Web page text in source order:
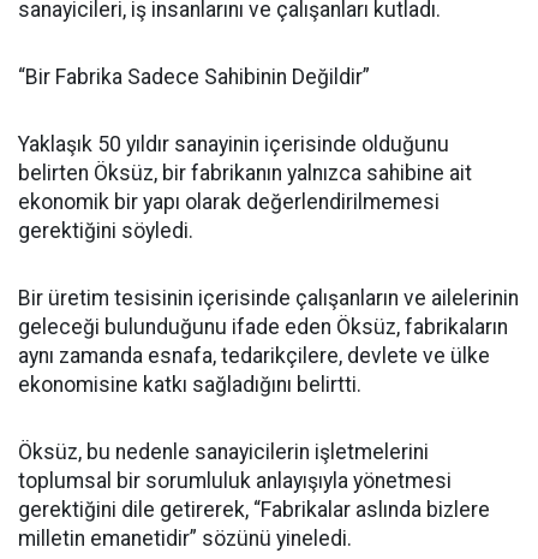
sanayicileri, iş insanlarını ve çalışanları kutladı.
“Bir Fabrika Sadece Sahibinin Değildir”
Yaklaşık 50 yıldır sanayinin içerisinde olduğunu
belirten Öksüz, bir fabrikanın yalnızca sahibine ait
ekonomik bir yapı olarak değerlendirilmemesi
gerektiğini söyledi.
Bir üretim tesisinin içerisinde çalışanların ve ailelerinin
geleceği bulunduğunu ifade eden Öksüz, fabrikaların
aynı zamanda esnafa, tedarikçilere, devlete ve ülke
ekonomisine katkı sağladığını belirtti.
Öksüz, bu nedenle sanayicilerin işletmelerini
toplumsal bir sorumluluk anlayışıyla yönetmesi
gerektiğini dile getirerek, “Fabrikalar aslında bizlere
milletin emanetidir” sözünü yineledi.